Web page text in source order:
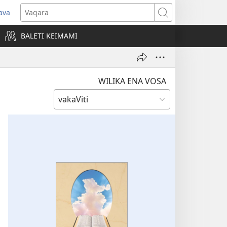
Vaqara
BALETI KEIMAMI
WILIKA ENA VOSA